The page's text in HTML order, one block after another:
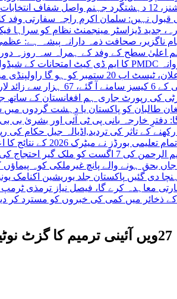
شفاف انتخابات تک
نہیں: سلمان اکرم راجہ سفارتی وفد کا این
ڈیزاسٹر مینجمنٹ نظام کو سراہافیک
صحافت ذمہ دارانہ پیشہ ہے: عظمیٰ
سطح کے وفد کے ہمراہ سہ روزہ دورہ پر
PMDC کا ایم ڈی کیٹ امتحانات کے شیڈول
کو ہو گا
راولپنڈی میں
رواں سال ڈینگی کے 6 کیسز سامنے آ گئے، 67 ہزار سے زائد لاروا
رپورٹ جاریہم افغانستان کے ساتھ جنگ
کو پاکستان یا دہشت گردوں میں سے
خارجہبانی پی ٹی آئی اور بشریٰ بی بی کو
کے تاثر کی تردید,اڈیالہ جیل حکام کی رپورٹ
پنجاب کے تمام تعلیمی بورڈز نے میٹرک 2026 کے نتائج کا اعلان
احتجاج کی اپیل
ہونے والے پانچ غیرملکی کوہ پیماؤں کی
گئیں پاکستان جلد یوریشین اکنامک یونین
کرے گا، فیصل نیاز ترمذی ٹرمپ نے
میں کمی کی خبروں کو مسترد کر دیا
27ویں آئینی ترمیم کا گزٹ نوٹیفکیشن جاری